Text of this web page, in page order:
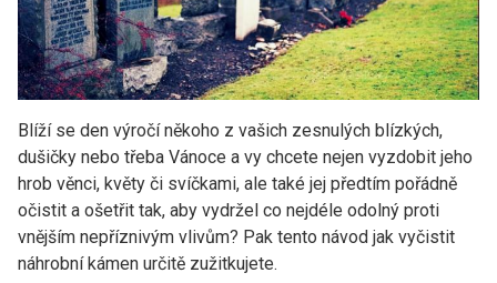
Blíží se den výročí někoho z vašich zesnulých blízkých,
dušičky nebo třeba Vánoce a vy chcete nejen vyzdobit jeho
hrob věnci, květy či svíčkami, ale také jej předtím pořádně
očistit a ošetřit tak, aby vydržel co nejdéle odolný proti
vnějším nepříznivým vlivům? Pak tento návod jak vyčistit
náhrobní kámen určitě zužitkujete.